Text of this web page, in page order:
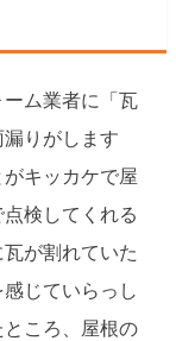
ム業者に「瓦
りがします
キッカケで屋
検してくれる
が割れていた
じていらっし
ころ、屋根の